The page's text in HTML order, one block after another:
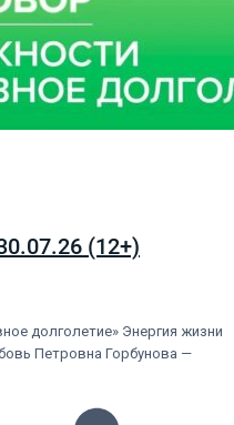
(12+)
долголетие» Энергия жизни
Петровна Горбунова —